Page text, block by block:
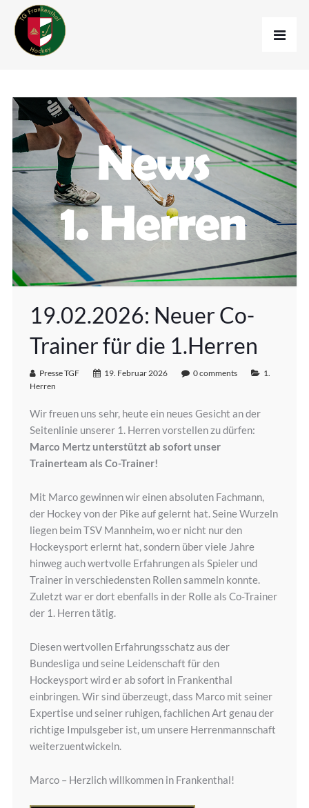
19.02.2026: Neuer Co-
Trainer für die 1.Herren
Presse TGF 19. Februar 2026 0 comments
1.
Herren
Wir freuen uns sehr, heute ein neues Gesicht an der
Seitenlinie unserer 1. Herren vorstellen zu dürfen:
Marco Mertz unterstützt ab sofort unser
Trainerteam als Co-Trainer!
Mit Marco gewinnen wir einen absoluten Fachmann,
der Hockey von der Pike auf gelernt hat. Seine Wurzeln
liegen beim TSV Mannheim, wo er nicht nur den
Hockeysport erlernt hat, sondern über viele Jahre
hinweg auch wertvolle Erfahrungen als Spieler und
Trainer in verschiedensten Rollen sammeln konnte.
Zuletzt war er dort ebenfalls in der Rolle als Co-Trainer
der 1. Herren tätig.
Diesen wertvollen Erfahrungsschatz aus der
Bundesliga und seine Leidenschaft für den
Hockeysport wird er ab sofort in Frankenthal
einbringen. Wir sind überzeugt, dass Marco mit seiner
Expertise und seiner ruhigen, fachlichen Art genau der
richtige Impulsgeber ist, um unsere Herrenmannschaft
weiterzuentwickeln.
Marco – Herzlich willkommen in Frankenthal!